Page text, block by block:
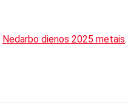
Nedarbo dienos 2025 metais.